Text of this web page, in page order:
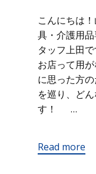
こんにちは
具・介護用
タッフ上田
お店って用
に思った方
を巡り、ど
す！ …
Read more